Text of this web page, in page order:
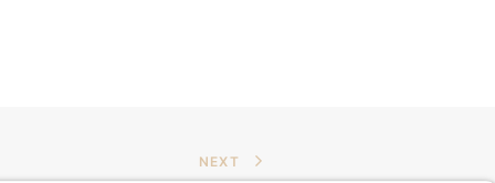
NEXT